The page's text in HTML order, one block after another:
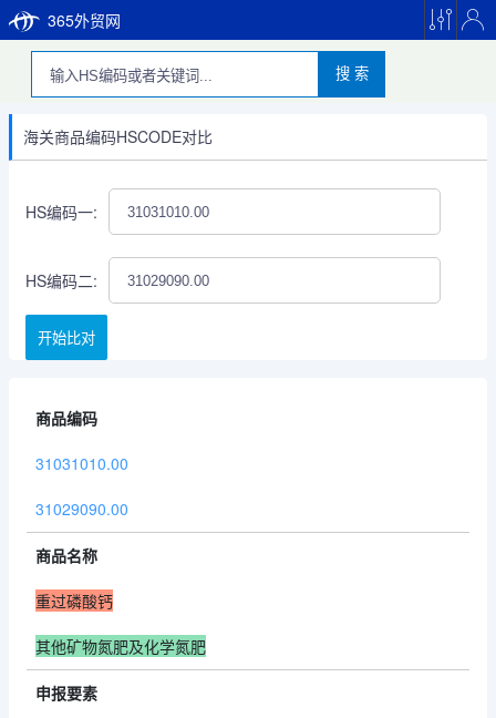
365外贸网
搜 索
海关商品编码HSCODE对比
HS编码一:
HS编码二:
开始比对
商品编码
31031010.00
31029090.00
商品名称
重过磷酸钙
其他矿物氮肥及化学氮肥
申报要素